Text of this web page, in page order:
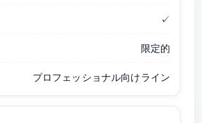
✓
限定的
プロフェッショナル向けライン